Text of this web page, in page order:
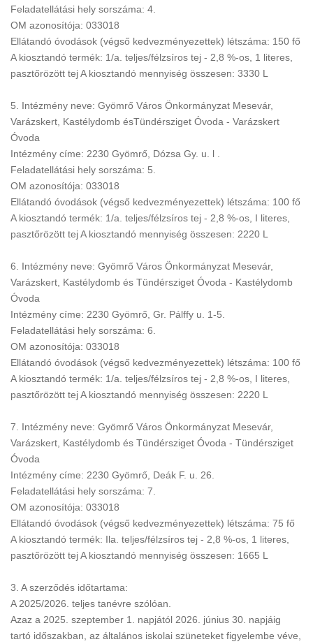
Feladatellátási hely sorszáma: 4.
OM azonosítója: 033018
Ellátandó óvodások (végső kedvezményezettek) létszáma: 150 fő
A kiosztandó termék: 1/a. teljes/félzsíros tej - 2,8 %-os, 1 literes,
pasztőrözött tej A kiosztandó mennyiség összesen: 3330 L
5. Intézmény neve: Gyömrő Város Önkormányzat Mesevár,
Varázskert, Kastélydomb ésTündérsziget Óvoda - Varázskert
Óvoda
Intézmény címe: 2230 Gyömrő, Dózsa Gy. u. l .
Feladatellátási hely sorszáma: 5.
OM azonosítója: 033018
Ellátandó óvodások (végső kedvezményezettek) létszáma: 100 fő
A kiosztandó termék: 1/a. teljes/félzsíros tej - 2,8 %-os, I literes,
pasztőrözött tej A kiosztandó mennyiség összesen: 2220 L
6. Intézmény neve: Gyömrő Város Önkormányzat Mesevár,
Varázskert, Kastélydomb és Tündérsziget Óvoda - Kastélydomb
Óvoda
Intézmény címe: 2230 Gyömrő, Gr. Pálffy u. 1-5.
Feladatellátási hely sorszáma: 6.
OM azonosítója: 033018
Ellátandó óvodások (végső kedvezményezettek) létszáma: 100 fő
A kiosztandó termék: 1/a. teljes/félzsíros tej - 2,8 %-os, I literes,
pasztőrözött tej A kiosztandó mennyiség összesen: 2220 L
7. Intézmény neve: Gyömrő Város Önkormányzat Mesevár,
Varázskert, Kastélydomb és Tündérsziget Óvoda - Tündérsziget
Óvoda
Intézmény címe: 2230 Gyömrő, Deák F. u. 26.
Feladatellátási hely sorszáma: 7.
OM azonosítója: 033018
Ellátandó óvodások (végső kedvezményezettek) létszáma: 75 fő
A kiosztandó termék: Ila. teljes/félzsíros tej - 2,8 %-os, 1 literes,
pasztőrözött tej A kiosztandó mennyiség összesen: 1665 L
3. A szerződés időtartama:
A 2025/2026. teljes tanévre szólóan.
Azaz a 2025. szeptember 1. napjától 2026. június 30. napjáig
tartó időszakban, az általános iskolai szüneteket figyelembe véve,